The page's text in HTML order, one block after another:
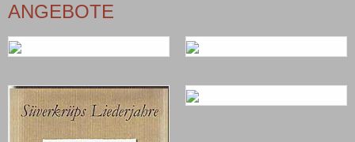
ANGEBOTE